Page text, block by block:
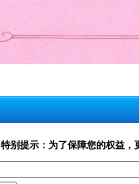
特别提示：为了保障您的权益